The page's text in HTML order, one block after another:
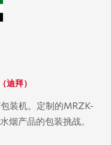
拜）
装机。定制的MRZK-
烟产品的包装挑战。